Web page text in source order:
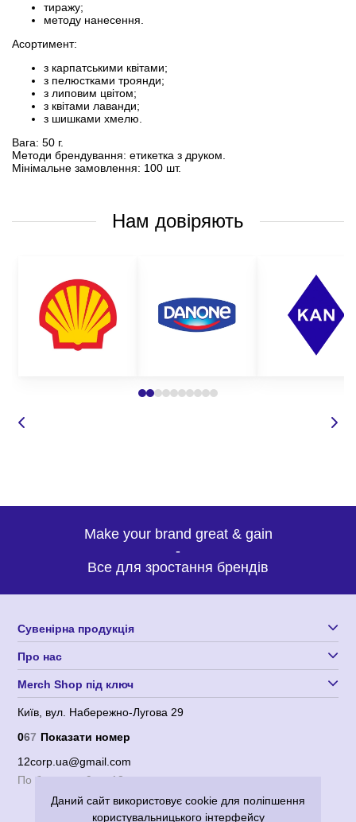
тиражу;
методу нанесення.
Асортимент:
з карпатськими квітами;
з пелюстками троянди;
з липовим цвітом;
з квітами лаванди;
з шишками хмелю.
Вага: 50 г.
Методи брендування: етикетка з друком.
Мінімальне замовлення: 100 шт.
Нам довіряють
Make your brand great & gain
-
Все для зростання брендів
Сувенірна продукція
Про нас
Merch Shop під ключ
Київ, вул. Набережно-Лугова 29
067 Показати номер
12corp.ua@gmail.com
По будням с 9 до 18
Даний сайт використовує cookie для поліпшення
користувальницького інтерфейсу